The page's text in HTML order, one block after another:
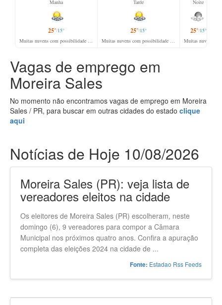
Manha
25°/15°
Tarde
25°/15°
Noite
25°/15°
Muitas nuvens
Vagas de emprego em
Moreira Sales
No momento não encontramos vagas de emprego em Moreira
Sales / PR, para buscar em outras cidades do estado clique
aqui
Notícias de Hoje 10/08/2026
Moreira Sales (PR): veja lista de
vereadores eleitos na cidade
Os eleitores de Moreira Sales (PR) escolheram, neste
domingo (6), 9 vereadores para compor a Câmara
Municipal nos próximos quatro anos. Confira a apuração
completa das eleições 2024 na cidade de ...
Fonte: Estadao Rss Feeds